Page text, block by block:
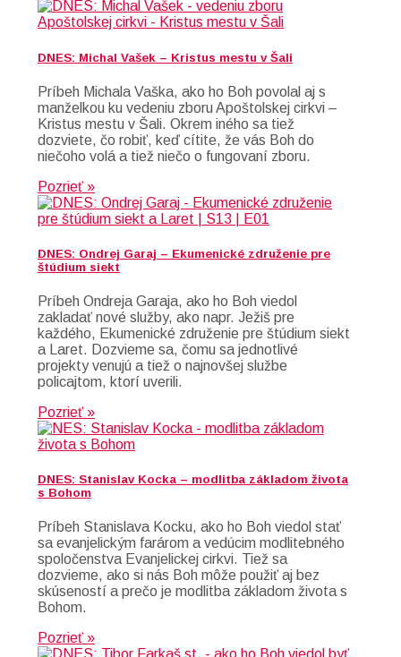
DNES: Michal Vašek – Kristus mestu v Šali
Príbeh Michala Vaška, ako ho Boh povolal aj s
manželkou ku vedeniu zboru Apoštolskej cirkvi –
Kristus mestu v Šali. Okrem iného sa tiež
dozviete, čo robiť, keď cítite, že vás Boh do
niečoho volá a tiež niečo o fungovaní zboru.
Pozrieť »
DNES: Ondrej Garaj – Ekumenické združenie pre
štúdium siekt
Príbeh Ondreja Garaja, ako ho Boh viedol
zakladať nové služby, ako napr. Ježiš pre
každého, Ekumenické združenie pre štúdium siekt
a Laret. Dozvieme sa, čomu sa jednotlivé
projekty venujú a tiež o najnovšej službe
policajtom, ktorí uverili.
Pozrieť »
DNES: Stanislav Kocka – modlitba základom života
s Bohom
Príbeh Stanislava Kocku, ako ho Boh viedol stať
sa evanjelickým farárom a vedúcim modlitebného
spoločenstva Evanjelickej cirkvi. Tiež sa
dozvieme, ako si nás Boh môže použiť aj bez
skúseností a prečo je modlitba základom života s
Bohom.
Pozrieť »